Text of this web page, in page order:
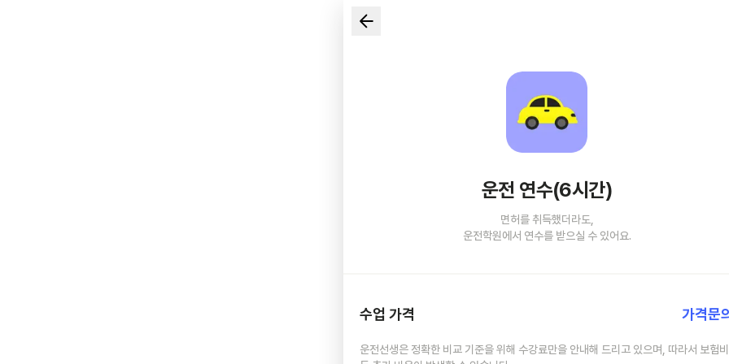
운전 연수(6시간)
면허를 취득했더라도,
운전학원에서 연수를 받으실 수 있어요.
수업 가격 가격문
운전선생은 정확한 비교 기준을 위해 수강료만을 안내해 드리고 있으며, 따라서 보험비